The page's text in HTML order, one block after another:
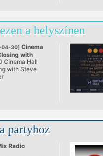
a helyszínen
04-30] Cinema
with
Lawler
Hall,
Cinema Hall
with Steve
partyhoz
Radio